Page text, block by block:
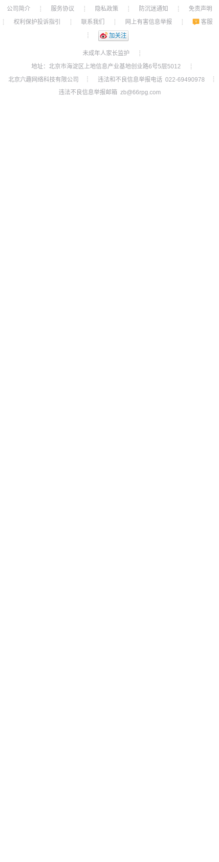
公司简介 ┊ 服务协议 ┊ 隐私政策 ┊ 防沉迷通知 ┊
免责声明
┊
权利保护投诉指引 ┊ 联系我们 ┊ 网上有害信息举报 ┊
客服
┊
加关注
未成年人家长监护
┊
地址：北京市海淀区上地信息产业基地创业路6号5层5012
┊
北京六趣网络科技有限公司
┊ 违法和不良信息举报电话 022-69490978
┊
违法不良信息举报邮箱 zb@66rpg.com